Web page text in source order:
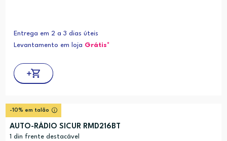
Entrega em 2 a 3 dias úteis
Levantamento em loja Grátis*
-10% em talão
AUTO-RÁDIO SICUR RMD216BT
1 din frente destacável